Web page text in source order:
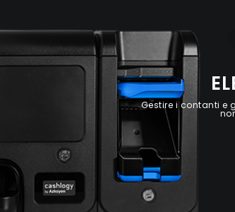
Gestire i contanti e